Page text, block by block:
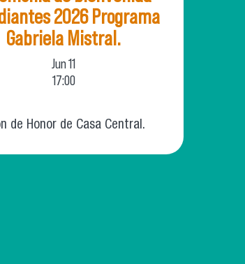
2026 Programa
Gabriela Mistral.
Jun11
17:00
de Honor de Casa Central.